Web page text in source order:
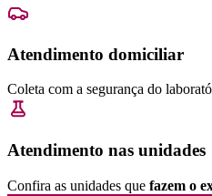
Atendimento domiciliar
Coleta com a segurança do
Atendimento nas unidades
Confira as unidades que fazem o